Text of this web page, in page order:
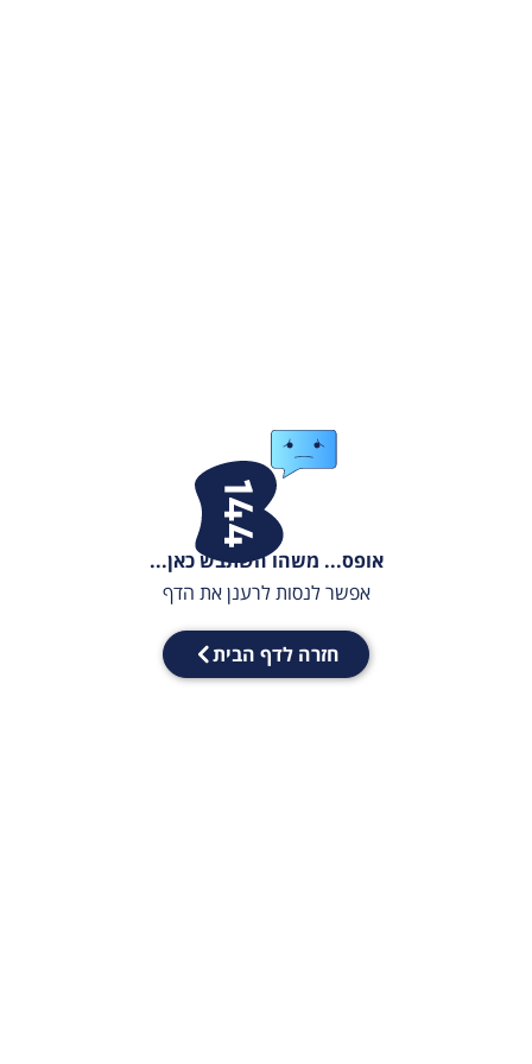
אופס... משהו השתבש כאן...
אפשר לנסות לרענן את הדף
חזרה לדף הבית